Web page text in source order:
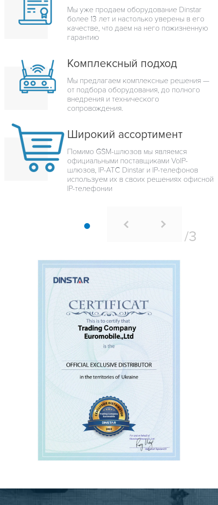
Мы уже продаем оборудование Dinstar
более 13 лет и настолько уверены в его
качестве, что даем на него пожизненную
гарантию
Комплексный подход
Мы предлагаем комплексные решения —
от подбора оборудования, до полного
внедрения и технического
сопровождения.
Широкий ассортимент
Помимо GSM-шлюзов мы являемся
официальными поставщиками VoIP-
шлюзов, IP-ATC Dinstar и IP-телефонов
используем их в своих решениях офисной
IP-телефонии